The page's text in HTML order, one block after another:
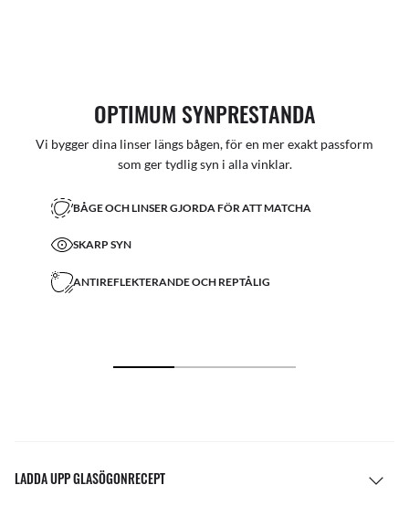
OPTIMUM SYNPRESTANDA
Vi bygger dina linser längs bågen, för en mer exakt passform
som ger tydlig syn i alla vinklar.
BÅGE OCH LINSER GJORDA FÖR ATT MATCHA
SKARP SYN
ANTIREFLEKTERANDE OCH REPTÅLIG
LADDA UPP GLASÖGONRECEPT